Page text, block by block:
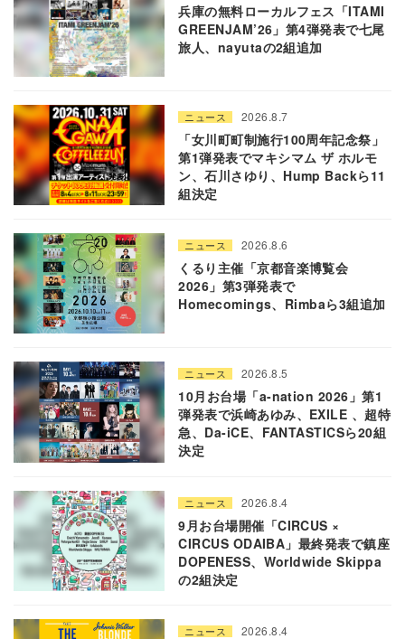
兵庫の無料ローカルフェス「ITAMI
GREENJAM’26」第4弾発表で七尾
旅人、nayutaの2組追加
ニュース 2026.8.7
「女川町町制施行100周年記念祭」
第1弾発表でマキシマム ザ ホルモ
ン、石川さゆり、Hump Backら11
組決定
ニュース 2026.8.6
くるり主催「京都音楽博覧会
2026」第3弾発表で
Homecomings、Rimbaら3組追加
ニュース 2026.8.5
10月お台場「a-nation 2026」第1
弾発表で浜崎あゆみ、EXILE 、超特
急、Da-iCE、FANTASTICSら20組
決定
ニュース 2026.8.4
9月お台場開催「CIRCUS ×
CIRCUS ODAIBA」最終発表で鎮座
DOPENESS、Worldwide Skippa
の2組決定
ニュース 2026.8.4